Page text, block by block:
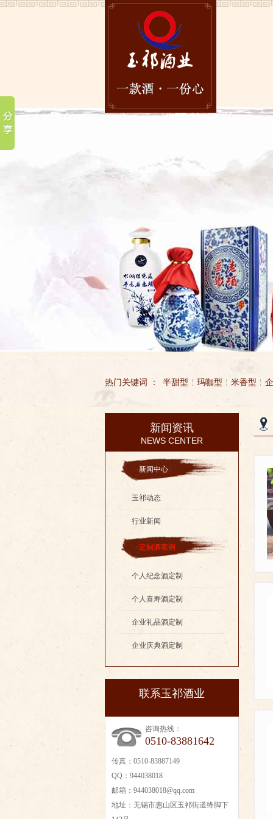
热门关键词 ： 半甜型 玛咖型 米香型
无锡市玉祁酒业有限公司
新闻资讯
NEWS CENTER
新闻中心
玉祁动态
行业新闻
定制酒案例
个人纪念酒定制
个人喜寿酒定制
企业礼品酒定制
企业庆典酒定制
联系玉祁酒业
咨询热线：
0510-83881642
传真：0510-83887149
QQ：944038018
邮箱：944038018@qq.com
地址：无锡市惠山区玉祁街道绛脚下